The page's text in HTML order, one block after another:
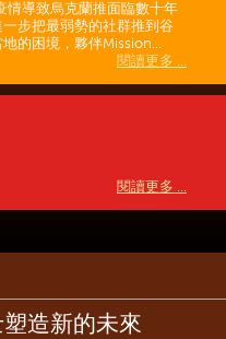
情導致烏克蘭推面臨數十年
步把最弱勢的社群推到谷
的困境，夥伴Mission...
閱讀更多 ...
閱讀更多 ...
造新的未來